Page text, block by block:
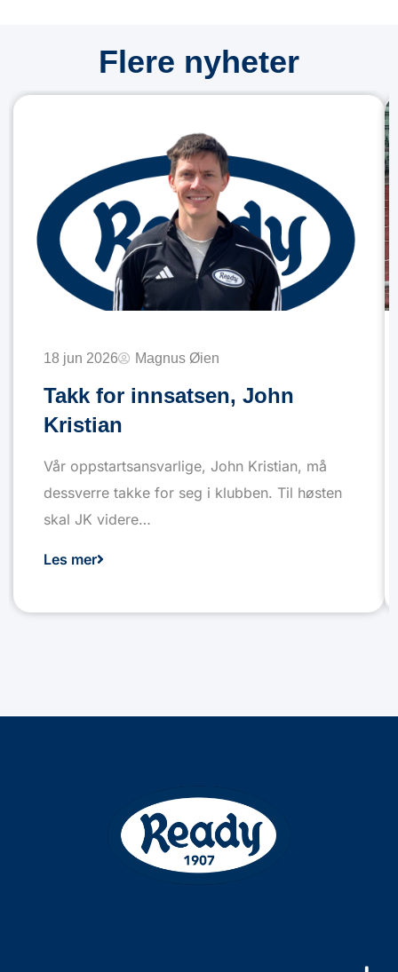
Flere nyheter
18 jun 2026 Magnus Øien
Takk for innsatsen, John
Kristian
Vår oppstartsansvarlige, John Kristian, må
dessverre takke for seg i klubben. Til høsten
skal JK videre…
Les mer